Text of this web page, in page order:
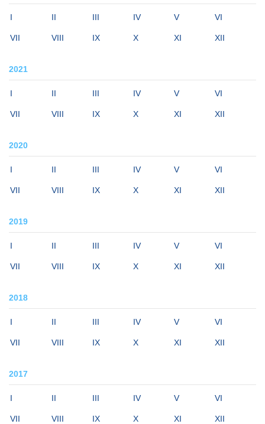
I II III IV V VI
VII VIII IX X XI XII
2021
I II III IV V VI
VII VIII IX X XI XII
2020
I II III IV V VI
VII VIII IX X XI XII
2019
I II III IV V VI
VII VIII IX X XI XII
2018
I II III IV V VI
VII VIII IX X XI XII
2017
I II III IV V VI
VII VIII IX X XI XII